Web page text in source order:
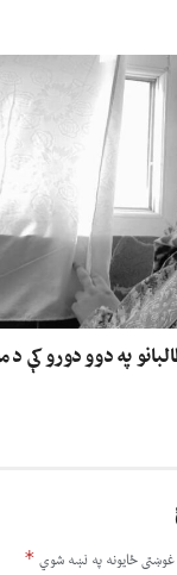
په دوو دورو کې
غوښتى ځایونه په نښه شوي *